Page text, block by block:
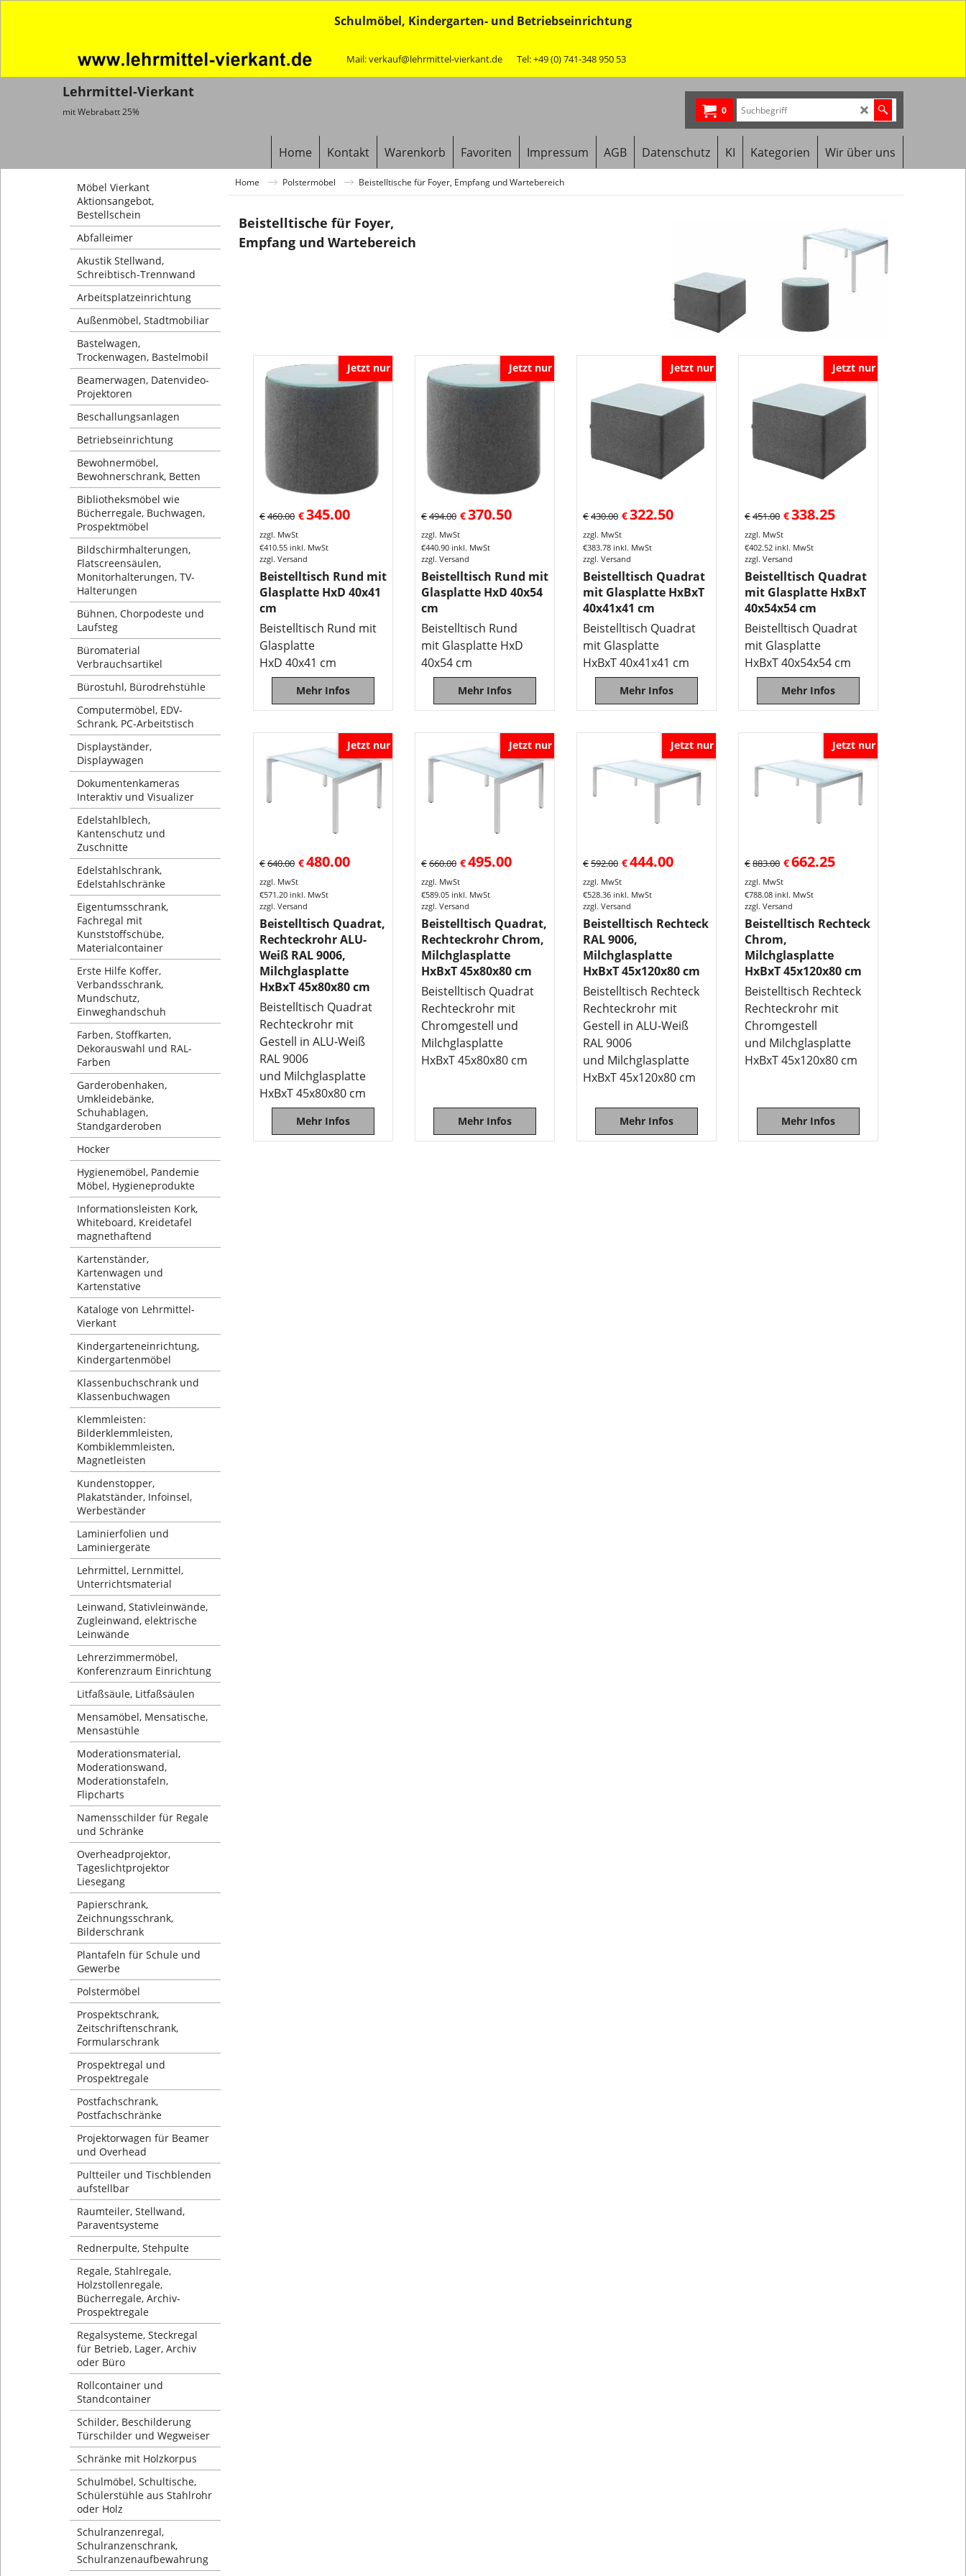
Schulmöbel, Kindergarten- und Betriebseinrichtung
Mail: verkauf@lehrmittel-vierkant.de Tel: +49 (0) 741-348 950 53
Lehrmittel-Vierkant
mit Webrabatt 25% 0
Home Kontakt Warenkorb Favoriten Impressum AGB Datenschutz KI Kategorien Wir über uns
Möbel Vierkant
Aktionsangebot,
Bestellschein
Abfalleimer
Akustik Stellwand,
Schreibtisch-Trennwand
Arbeitsplatzeinrichtung
Außenmöbel, Stadtmobiliar
Bastelwagen,
Trockenwagen, Bastelmobil
Beamerwagen, Datenvideo-
Projektoren
Beschallungsanlagen
Betriebseinrichtung
Bewohnermöbel,
Bewohnerschrank, Betten
Bibliotheksmöbel wie
Bücherregale, Buchwagen,
Prospektmöbel
Bildschirmhalterungen,
Flatscreensäulen,
Monitorhalterungen, TV-
Halterungen
Bühnen, Chorpodeste und
Laufsteg
Büromaterial
Verbrauchsartikel
Bürostuhl, Bürodrehstühle
Computermöbel, EDV-
Schrank, PC-Arbeitstisch
Displayständer,
Displaywagen
Dokumentenkameras
Interaktiv und Visualizer
Edelstahlblech,
Kantenschutz und
Zuschnitte
Edelstahlschrank,
Edelstahlschränke
Eigentumsschrank,
Fachregal mit
Kunststoffschübe,
Materialcontainer
Erste Hilfe Koffer,
Verbandsschrank,
Mundschutz,
Einweghandschuh
Farben, Stoffkarten,
Dekorauswahl und RAL-
Farben
Garderobenhaken,
Umkleidebänke,
Schuhablagen,
Standgarderoben
Hocker
Hygienemöbel, Pandemie
Möbel, Hygieneprodukte
Informationsleisten Kork,
Whiteboard, Kreidetafel
magnethaftend
Kartenständer,
Kartenwagen und
Kartenstative
Kataloge von Lehrmittel-
Vierkant
Kindergarteneinrichtung,
Kindergartenmöbel
Klassenbuchschrank und
Klassenbuchwagen
Klemmleisten:
Bilderklemmleisten,
Kombiklemmleisten,
Magnetleisten
Kundenstopper,
Plakatständer, Infoinsel,
Werbeständer
Laminierfolien und
Laminiergeräte
Lehrmittel, Lernmittel,
Unterrichtsmaterial
Leinwand, Stativleinwände,
Zugleinwand, elektrische
Leinwände
Lehrerzimmermöbel,
Konferenzraum Einrichtung
Litfaßsäule, Litfaßsäulen
Mensamöbel, Mensatische,
Mensastühle
Moderationsmaterial,
Moderationswand,
Moderationstafeln,
Flipcharts
Namensschilder für Regale
und Schränke
Overheadprojektor,
Tageslichtprojektor
Liesegang
Papierschrank,
Zeichnungsschrank,
Bilderschrank
Plantafeln für Schule und
Gewerbe
Polstermöbel
Prospektschrank,
Zeitschriftenschrank,
Formularschrank
Prospektregal und
Prospektregale
Postfachschrank,
Postfachschränke
Projektorwagen für Beamer
und Overhead
Pultteiler und Tischblenden
aufstellbar
Raumteiler, Stellwand,
Paraventsysteme
Rednerpulte, Stehpulte
Regale, Stahlregale,
Holzstollenregale,
Bücherregale, Archiv-
Prospektregale
Regalsysteme, Steckregal
für Betrieb, Lager, Archiv
oder Büro
Rollcontainer und
Standcontainer
Schilder, Beschilderung
Türschilder und Wegweiser
Schränke mit Holzkorpus
Schulmöbel, Schultische,
Schülerstühle aus Stahlrohr
oder Holz
Schulranzenregal,
Schulranzenschrank,
Schulranzenaufbewahrung
Home Polstermöbel Beistelltische für Foyer, Empfang und Wartebereich
Beistelltische für Foyer,
Empfang und Wartebereich
Jetzt nur
€460.00 €345.00
zzgl. MwSt
€410.55 inkl. MwSt
zzgl. Versand
Beistelltisch Rund mit
Glasplatte HxD 40x41
cm
Beistelltisch Rund mit
Glasplatte
HxD 40x41 cm
Mehr Infos
Jetzt nur
€494.00 €370.50
zzgl. MwSt
€440.90 inkl. MwSt
zzgl. Versand
Beistelltisch Rund mit
Glasplatte HxD 40x54
cm
Beistelltisch Rund
mit Glasplatte HxD
40x54 cm
Mehr Infos
Jetzt nur
€430.00 €322.50
zzgl. MwSt
€383.78 inkl. MwSt
zzgl. Versand
Beistelltisch Quadrat
mit Glasplatte HxBxT
40x41x41 cm
Beistelltisch Quadrat
mit Glasplatte
HxBxT 40x41x41 cm
Mehr Infos
Jetzt nur
€451.00 €338.25
zzgl. MwSt
€402.52 inkl. MwSt
zzgl. Versand
Beistelltisch Quadrat
mit Glasplatte HxBxT
40x54x54 cm
Beistelltisch Quadrat
mit Glasplatte
HxBxT 40x54x54 cm
Mehr Infos
Jetzt nur
€640.00 €480.00
zzgl. MwSt
€571.20 inkl. MwSt
zzgl. Versand
Beistelltisch Quadrat,
Rechteckrohr ALU-
Weiß RAL 9006,
Milchglasplatte
HxBxT 45x80x80 cm
Beistelltisch Quadrat
Rechteckrohr mit
Gestell in ALU-Weiß
RAL 9006
und Milchglasplatte
HxBxT 45x80x80 cm
Mehr Infos
Jetzt nur
€660.00 €495.00
zzgl. MwSt
€589.05 inkl. MwSt
zzgl. Versand
Beistelltisch Quadrat,
Rechteckrohr Chrom,
Milchglasplatte
HxBxT 45x80x80 cm
Beistelltisch Quadrat
Rechteckrohr mit
Chromgestell und
Milchglasplatte
HxBxT 45x80x80 cm
Mehr Infos
Jetzt nur
€592.00 €444.00
zzgl. MwSt
€528.36 inkl. MwSt
zzgl. Versand
Beistelltisch Rechteck
RAL 9006,
Milchglasplatte
HxBxT 45x120x80 cm
Beistelltisch Rechteck
Rechteckrohr mit
Gestell in ALU-Weiß
RAL 9006
und Milchglasplatte
HxBxT 45x120x80 cm
Mehr Infos
Jetzt nur
€883.00 €662.25
zzgl. MwSt
€788.08 inkl. MwSt
zzgl. Versand
Beistelltisch Rechteck
Chrom,
Milchglasplatte
HxBxT 45x120x80 cm
Beistelltisch Rechteck
Rechteckrohr mit
Chromgestell
und Milchglasplatte
HxBxT 45x120x80 cm
Mehr Infos